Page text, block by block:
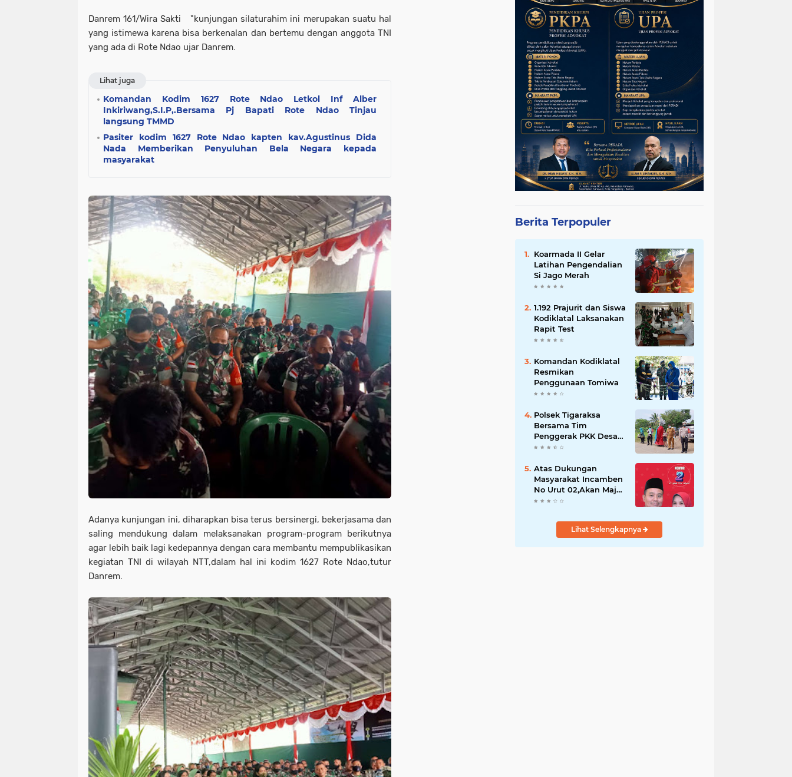
Danrem 161/Wira Sakti "kunjungan silaturahim ini merupakan suatu hal
yang istimewa karena bisa berkenalan dan bertemu dengan anggota TNI
yang ada di Rote Ndao ujar Danrem.
Lihat juga
Komandan Kodim 1627 Rote Ndao Letkol Inf Alber
Inkiriwang,S.I.P,.Bersama Pj Bapati Rote Ndao Tinjau
langsung TMMD
Pasiter kodim 1627 Rote Ndao kapten kav.Agustinus Dida
Nada Memberikan Penyuluhan Bela Negara kepada
masyarakat
Adanya kunjungan ini, diharapkan bisa terus bersinergi, bekerjasama dan
saling mendukung dalam melaksanakan program-program berikutnya
agar lebih baik lagi kedepannya dengan cara membantu mempublikasikan
kegiatan TNI di wilayah NTT,dalam hal ini kodim 1627 Rote Ndao,tutur
Danrem.
Berita Terpopuler
Koarmada II Gelar
Latihan Pengendalian
Si Jago Merah
1.192 Prajurit dan Siswa
Kodiklatal Laksanakan
Rapit Test
Komandan Kodiklatal
Resmikan
Penggunaan Tomiwa
Polsek Tigaraksa
Bersama Tim
Penggerak PKK Desa
Jambe Bagikan
Pengguna Jalan
Atas Dukungan
Masyarakat Incamben
No Urut 02,Akan Maju
Untuk Memajukan
Lihat Selengkapnya